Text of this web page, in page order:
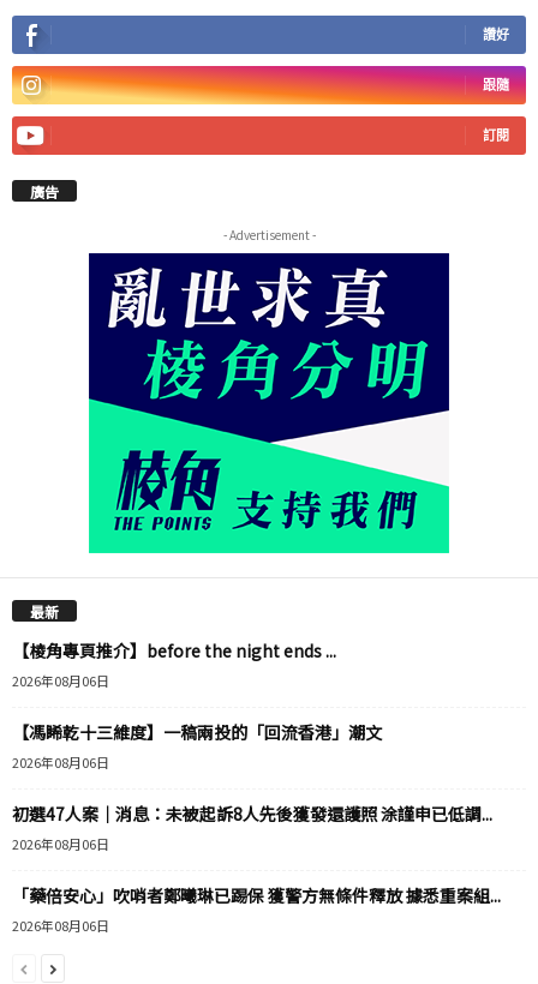
讚好
跟隨
訂閱
廣告
- Advertisement -
最新
【棱角專頁推介】before the night ends ...
2026年08月06日
【馮睎乾十三維度】一稿兩投的「回流香港」潮文
2026年08月06日
初選47人案｜消息：未被起訴8人先後獲發還護照 涂謹申已低調...
2026年08月06日
「藥倍安心」吹哨者鄭曦琳已踢保 獲警方無條件釋放 據悉重案組...
2026年08月06日